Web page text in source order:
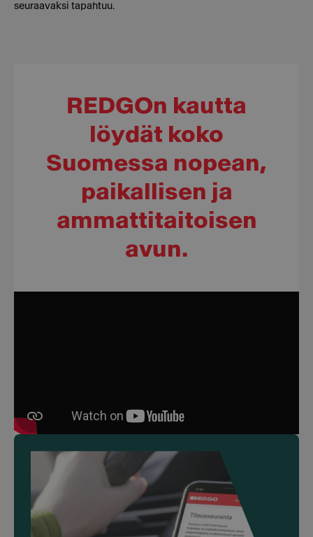
seuraavaksi tapahtuu.
REDGOn kautta
löydät koko
Suomessa nopean,
paikallisen ja
ammatti­taitoisen
avun.